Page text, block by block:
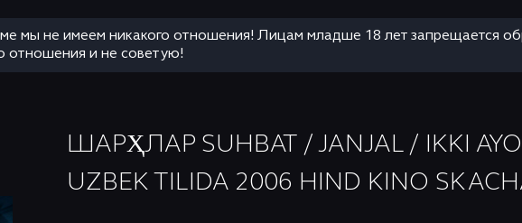
мы не имеем никакого отношения! Лицам младше 18 лет запрещается
отношения и не советую!
ШАРҲЛАР SUHBAT / JANJAL / IKKI
UZBEK TILIDA 2006 HIND KINO